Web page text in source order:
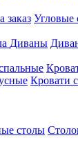
заказ Угловые
Диваны
Кровати
столы